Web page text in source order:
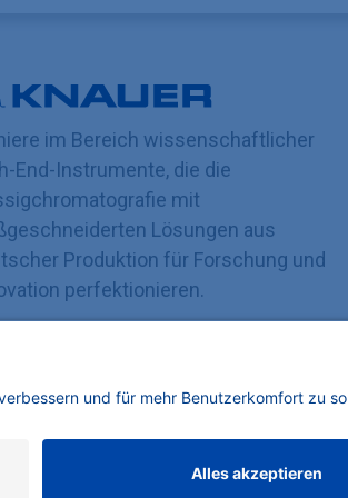
im Bereich wissenschaftlicher
End-Instrumente, die die
mit
Lösungen aus
Produktion für Forschung und
perfektionieren.